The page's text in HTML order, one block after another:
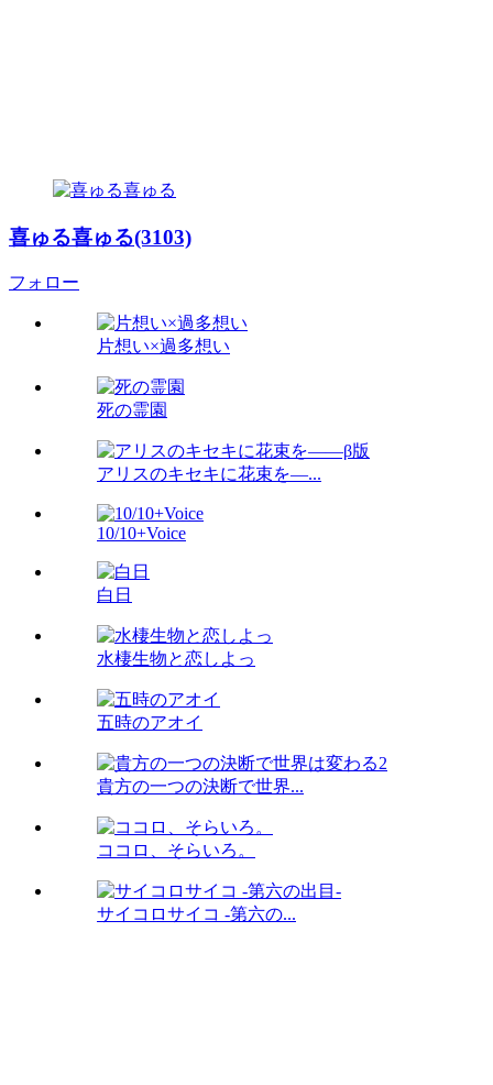
喜ゅる喜ゅる(3103)
フォロー
片想い×過多想い
死の霊園
アリスのキセキに花束を―...
10/10+Voice
白日
水棲生物と恋しよっ
五時のアオイ
貴方の一つの決断で世界...
ココロ、そらいろ。
サイコロサイコ -第六の...